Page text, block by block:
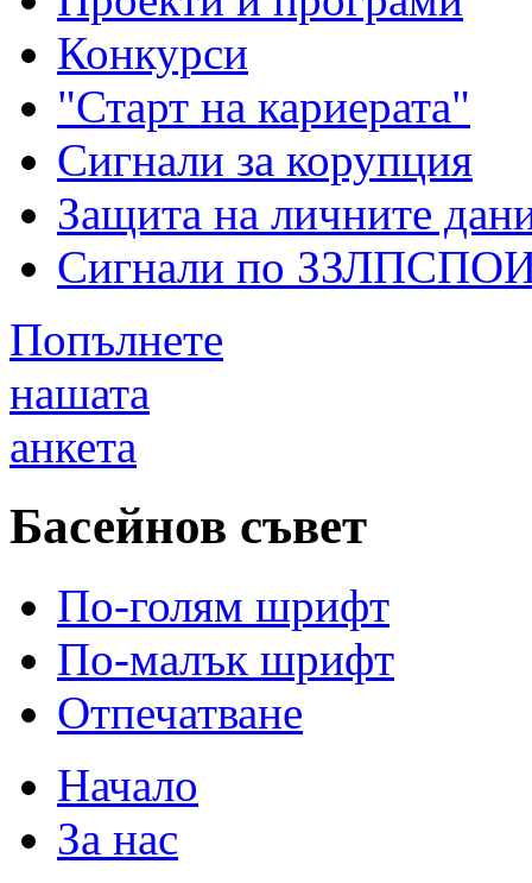
Конкурси
"Старт на кариерата"
Сигнали за корупция
Защита на личните
Сигнали по
Попълнете
нашата
анкета
Басейнов съвет
По-голям шрифт
По-малък шрифт
Отпечатване
Начало
За нас